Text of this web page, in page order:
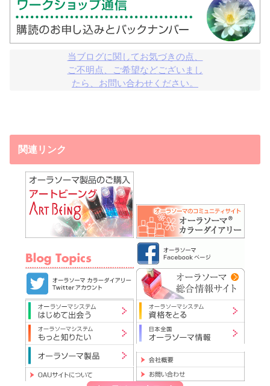
当ブログに関してお気づきの点、
ご不明点、ご希望などございまし
たら、お問い合わせください。
関連リンク